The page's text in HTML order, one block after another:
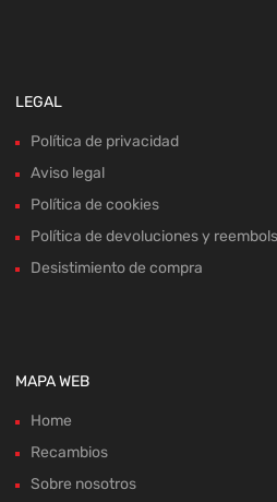
LEGAL
Política de privacidad
Aviso legal
Política de cookies
Política de devoluciones y
Desistimiento de compra
MAPA WEB
Home
Recambios
Sobre nosotros